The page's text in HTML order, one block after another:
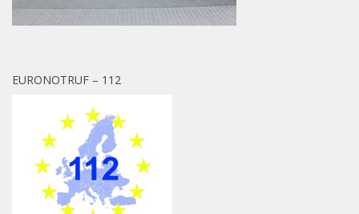
EURONOTRUF – 112